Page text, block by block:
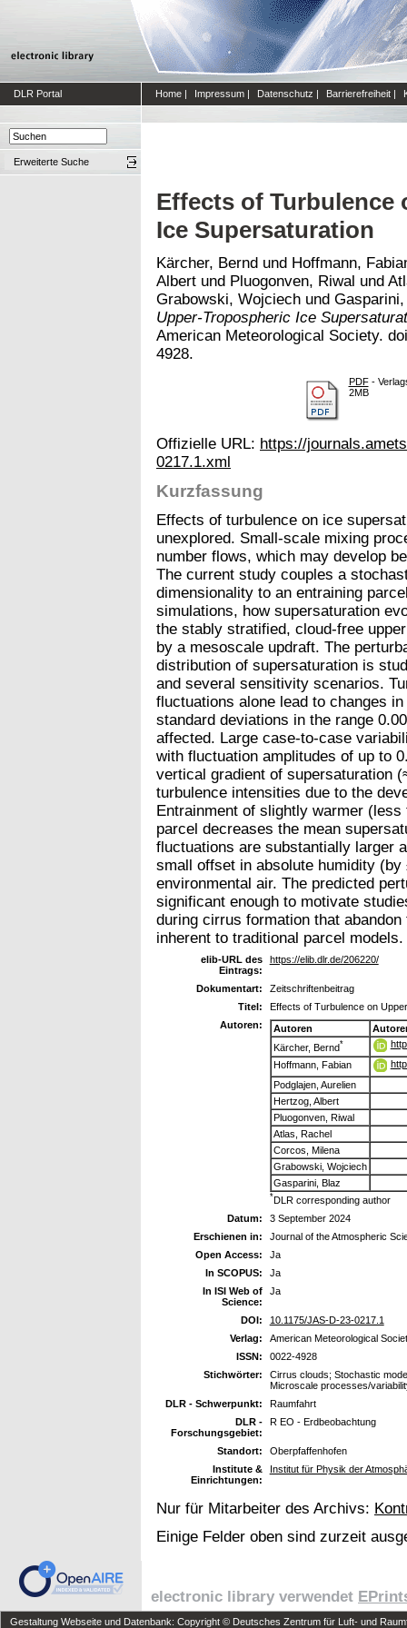
DLR Portal Home | Impressum | Datenschutz | Barrierefreiheit |
Erweiterte Suche
Effects of Turbulence
Ice Supersaturation
Kärcher, Bernd und Hoffmann,
Albert und Pluogonven, Riwal und
Grabowski, Wojciech und
Upper-Tropospheric Ice
American Meteorological Society.
4928.
PDF-
2MB
Offizielle URL: https://
0217.1.xml
Kurzfassung
Effects of turbulence on ice
unexplored. Small-scale mixing
number flows, which may develop
The current study couples a
dimensionality to an entraining
simulations, how supersaturation
the stably stratified, cloud-free
by a mesoscale updraft. The
distribution of supersaturation is
and several sensitivity scenarios.
fluctuations alone lead to changes
standard deviations in the range
affected. Large case-to-case
with fluctuation amplitudes of up to
vertical gradient of supersaturation
turbulence intensities due to the
Entrainment of slightly warmer
parcel decreases the mean
fluctuations are substantially larger
small offset in absolute humidity
environmental air. The predicted
significant enough to motivate
during cirrus formation that
inherent to traditional parcel models.
elib-URL des
Eintrags:
https://elib.dlr.de/206220/
Dokumentart:
Zeitschriftenbeitrag
Titel:
Effects of Turbulence on
Autoren:
Autoren
Kärcher, Bernd*
Hoffmann, Fabian
Podglajen, Aurelien
Hertzog, Albert
Pluogonven, Riwal
Atlas, Rachel
Corcos, Milena
Grabowski, Wojciech
Gasparini, Blaz
*DLR corresponding author
Datum:
3 September 2024
Erschienen in:
Journal of the Atmospheric
Open Access:
Ja
In SCOPUS:
Ja
In ISI Web of
Science:
Ja
DOI:
10.1175/JAS-D-23-0217.1
Verlag:
American Meteorological
ISSN:
0022-4928
Stichwörter:
Cirrus clouds; Stochastic
Microscale processes/
DLR - Schwerpunkt:
Raumfahrt
DLR -
Forschungsgebiet:
R EO - Erdbeobachtung
Standort:
Oberpfaffenhofen
Institute &
Einrichtungen:
Institut für Physik der
Nur für Mitarbeiter des Archivs:
Einige Felder oben sind zurzeit
electronic library verwendet
Gestaltung Webseite und Datenbank: Copyright © Deutsches Zentrum für Luft- und